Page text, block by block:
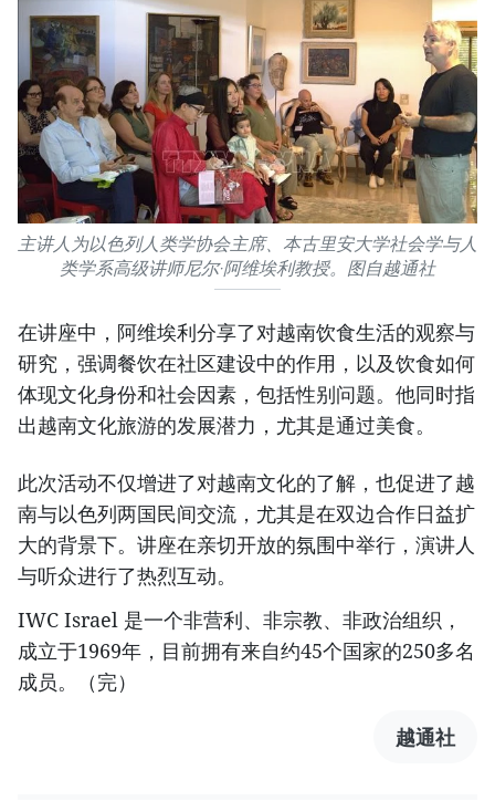
主讲人为以色列人类学协会主席、本古里安大学社会学与人
类学系高级讲师尼尔·阿维埃利教授。图自越通社
在讲座中，阿维埃利分享了对越南饮食生活的观察与
研究，强调餐饮在社区建设中的作用，以及饮食如何
体现文化身份和社会因素，包括性别问题。他同时指
出越南文化旅游的发展潜力，尤其是通过美食。
此次活动不仅增进了对越南文化的了解，也促进了越
南与以色列两国民间交流，尤其是在双边合作日益扩
大的背景下。讲座在亲切开放的氛围中举行，演讲人
与听众进行了热烈互动。
IWC Israel 是一个非营利、非宗教、非政治组织，
成立于1969年，目前拥有来自约45个国家的250多名
成员。（完）
越通社